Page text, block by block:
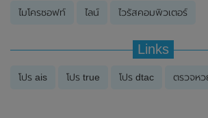
ไมโครซอฟท์ ไลน์ ไวรัสคอมพิวเตอร์
Links
โปร ais โปร true โปร dtac ตรวจหว